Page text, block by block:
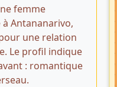
femme
Antananarivo,
une relation
Le profil indique
: romantique